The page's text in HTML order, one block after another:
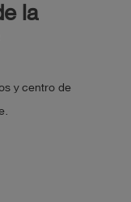
la
y centro de